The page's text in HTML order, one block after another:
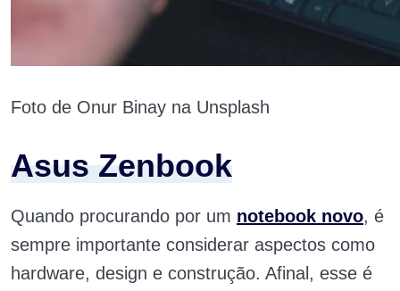
Foto de Onur Binay na Unsplash
Asus Zenbook
Quando procurando por um notebook novo, é
sempre importante considerar aspectos como
hardware, design e construção. Afinal, esse é